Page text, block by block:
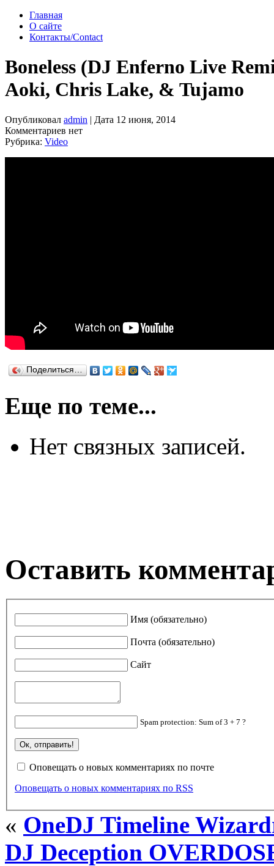
Главная
О сайте
Контакты/Contact
Boneless (DJ Enferno Live
Aoki, Chris Lake, & Tujamo
Опубликовал admin | Дата 12 июня, 2014
Комментариев нет
Рубрика: Video
Поделиться…
Еще по теме...
Нет связных записей.
Оставить
Имя (обязательно)
Почта (обязательно)
Сайт
Spam protection: Sum of 3 + 7 ?
Оповещать о новых комментариях по почте
Оповещать о новых комментариях по RSS
« OneDJ Timeline
DJ Deception